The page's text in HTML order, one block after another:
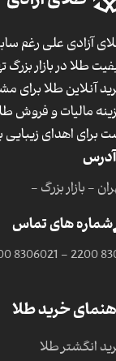
آزادی علی رغم
طلا در بازار
آنلاین طلا برای
مالیات و فروش
برای اهدای زیبایی
آدرس
- بازار بزرگ -
شماره های تماس
021 - 2200
8306
خرید طلا
انگشتر طلا